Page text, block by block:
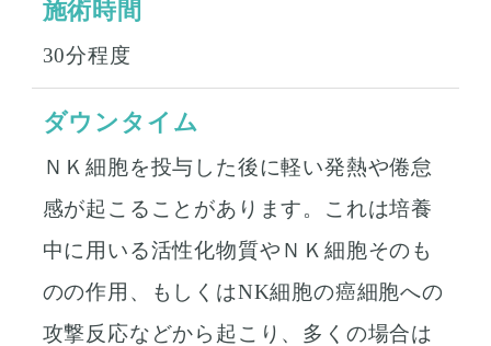
施術時間
30分程度
ダウンタイム
ＮＫ細胞を投与した後に軽い発熱や倦怠
感が起こることがあります。これは培養
中に用いる活性化物質やＮＫ細胞そのも
のの作用、もしくはNK細胞の癌細胞への
攻撃反応などから起こり、多くの場合は